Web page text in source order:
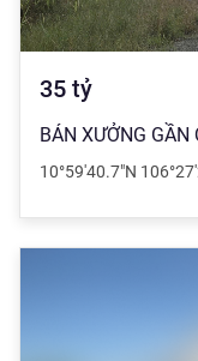
35 tỷ
BÁN XƯỞNG GẦN
10°59'40.7"N